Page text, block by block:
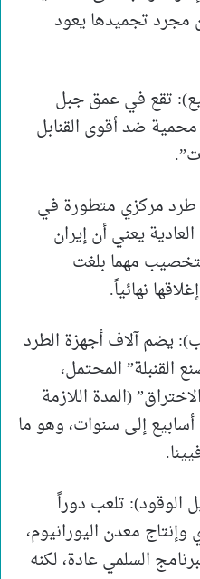
مجرد تجميدها يعود
تقع في عمق جبل
ضد أقوى القنابل
مركزي متطورة في
يعني أن إيران
مهما بلغت
نهائياً.
يضم آلاف أجهزة الطرد
القنبلة” المحتمل،
(المدة اللازمة
إلى سنوات، وهو ما
الوقود): تلعب دوراً
معدن اليورانيوم،
السلمي عادة، لكنه